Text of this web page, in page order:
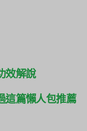
效解說
這篇懶人包推薦